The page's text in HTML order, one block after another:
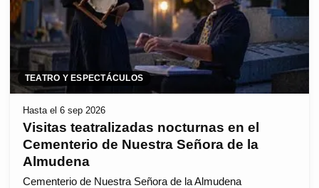
TEATRO Y ESPECTÁCULOS
Hasta el 6 sep 2026
Visitas teatralizadas nocturnas en el
Cementerio de Nuestra Señora de la
Almudena
Cementerio de Nuestra Señora de la Almudena